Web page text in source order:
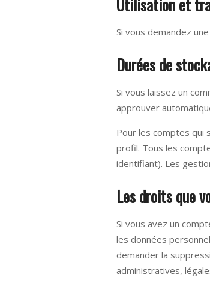
Si vous demandez
Durées de
Si vous laissez un
approuver
Pour les comptes qui
profil. Tous les
identifiant). Les
Les droits que
Si vous avez un
les données
demander la
administratives,